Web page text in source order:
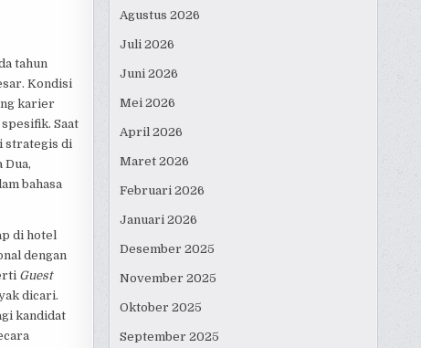
tahun
Kondisi
karier
Saat
strategis di
Dua,
bahasa
di hotel
dengan
Guest
dicari.
kandidat
Agustus 2026
Juli 2026
Juni 2026
Mei 2026
April 2026
Maret 2026
Februari 2026
Januari 2026
Desember 2025
November 2025
Oktober 2025
September 2025